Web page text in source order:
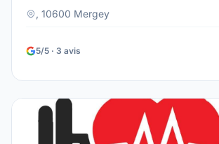
, 10600 Mergey
5/5 · 3 avis